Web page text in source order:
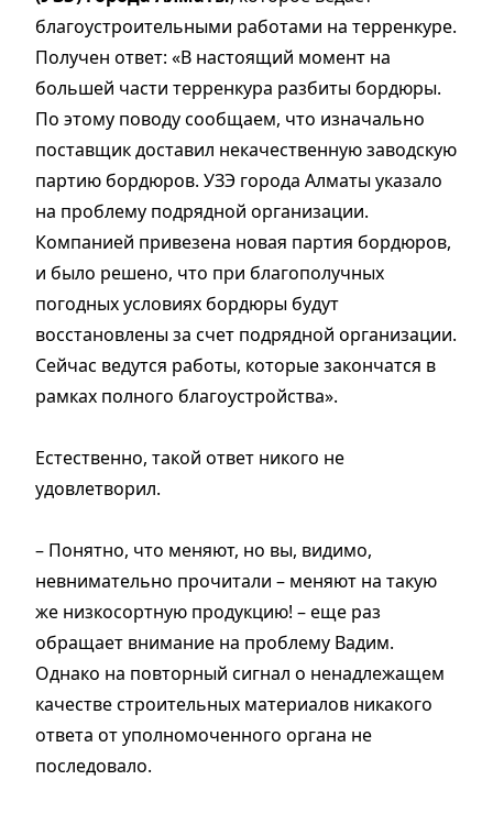
благоустроительными работами на терренкуре.
Получен ответ: «В настоящий момент на
большей части терренкура разбиты бордюры.
По этому поводу сообщаем, что изначально
поставщик доставил некачественную заводскую
партию бордюров. УЗЭ города Алматы указало
на проблему подрядной организации.
Компанией привезена новая партия бордюров,
и было решено, что при благополучных
погодных условиях бордюры будут
восстановлены за счет подрядной организации.
Сейчас ведутся работы, которые закончатся в
рамках полного благоустройства».
Естественно, такой ответ никого не
удовлетворил.
– Понятно, что меняют, но вы, видимо,
невнимательно прочитали – меняют на такую
же низкосортную продукцию! – еще раз
обращает внимание на проблему Вадим.
Однако на повторный сигнал о ненадлежащем
качестве строительных материалов никакого
ответа от уполномоченного органа не
последовало.